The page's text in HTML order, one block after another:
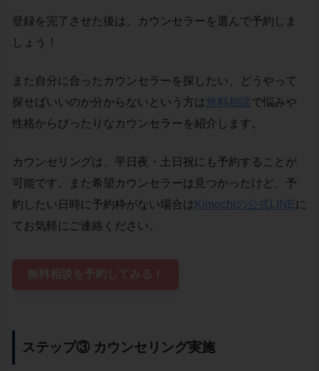
登録を完了させた後は、カウンセラーを選んで予約しま
しょう！
また自分に合ったカウンセラーを探したい、どうやって
探せばいいのか分からないという方は無料相談で悩みや
性格からぴったりなカウンセラーを紹介します。
カウンセリングは、平日夜・土日祝にも予約することが
可能です。また希望カウンセラーは見つかったけど、予
約したい日時に予約枠がない場合は Kimochiの公式LINEに
てお気軽にご連絡ください。
無料相談を予約してみる！
ステップ③ カウンセリング実施